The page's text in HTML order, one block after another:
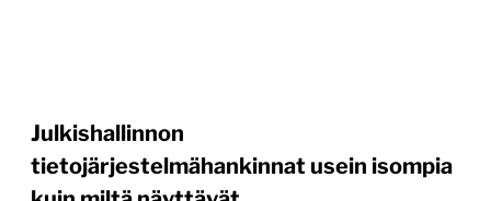
Julkishallinnon
tietojärjestelmähankinnat usein isompia